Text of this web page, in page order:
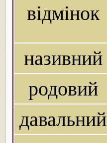
відмінок
називний
родовий
давальний